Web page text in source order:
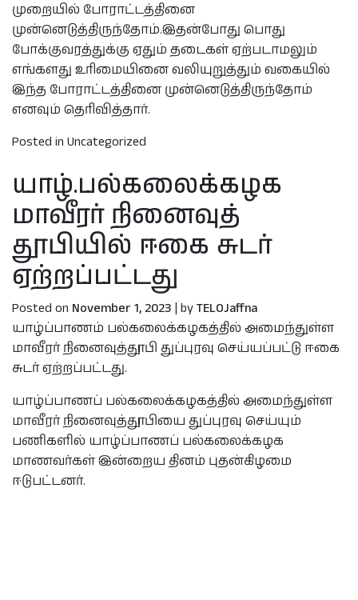
முறையில் போராட்டத்தினை
முன்னெடுத்திருந்தோம்.இதன்போது பொது
போக்குவரத்துக்கு ஏதும் தடைகள் ஏற்படாமலும்
எங்களது உரிமையினை வலியுறுத்தும் வகையில்
இந்த போராட்டத்தினை முன்னெடுத்திருந்தோம்
எனவும் தெரிவித்தார்.
Posted in Uncategorized
யாழ்.பல்கலைக்கழக
மாவீரர் நினைவுத்
தூபியில் ஈகை சுடர்
ஏற்றப்பட்டது
Posted on November 1, 2023 | byTELOJaffna
யாழ்ப்பாணம் பல்கலைக்கழகத்தில் அமைந்துள்ள
மாவீரர் நினைவுத்தூபி துப்புரவு செய்யப்பட்டு ஈகை
சுடர் ஏற்றப்பட்டது.
யாழ்ப்பாணப் பல்கலைக்கழகத்தில் அமைந்துள்ள
மாவீரர் நினைவுத்தூபியை துப்புரவு செய்யும்
பணிகளில் யாழ்ப்பாணப் பல்கலைக்கழக
மாணவர்கள் இன்றைய தினம் புதன்கிழமை
ஈடுபட்டனர்.